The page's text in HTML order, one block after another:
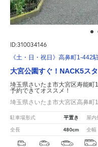
ID:310034146
《土・日・祝日》高鼻町1-442
大宮公園すぐ！NACK5ス
埼玉県さいたま市大宮区寿能町
予約できてオススメ！
埼玉県さいたま市大宮区高鼻町
駐車場形式 平置き 屋内
全長 480cm 全幅